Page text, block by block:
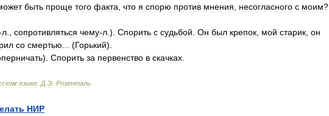
быть проще того факта что я спорю против мнения несогласного с моим?
л сопротивляться чему-л .). Спорить с судьбой Он был крепок мой старик он
со смертью ... (Горький).
). Спорить за первенство в скачках
языке Д Э Розенталь
НИР